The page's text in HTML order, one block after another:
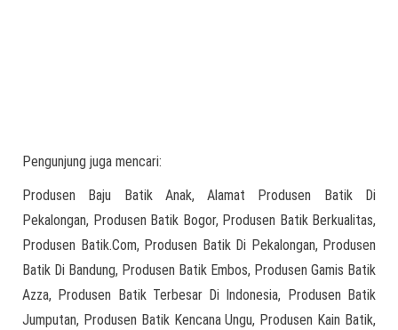
Pengunjung juga mencari:
Produsen Baju Batik Anak, Alamat Produsen Batik Di
Pekalongan, Produsen Batik Bogor, Produsen Batik Berkualitas,
Produsen Batik.Com, Produsen Batik Di Pekalongan, Produsen
Batik Di Bandung, Produsen Batik Embos, Produsen Gamis Batik
Azza, Produsen Batik Terbesar Di Indonesia, Produsen Batik
Jumputan, Produsen Batik Kencana Ungu, Produsen Kain Batik,